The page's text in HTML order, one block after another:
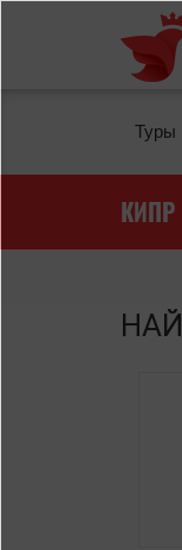
Перейти к основному
Туры
КИПР